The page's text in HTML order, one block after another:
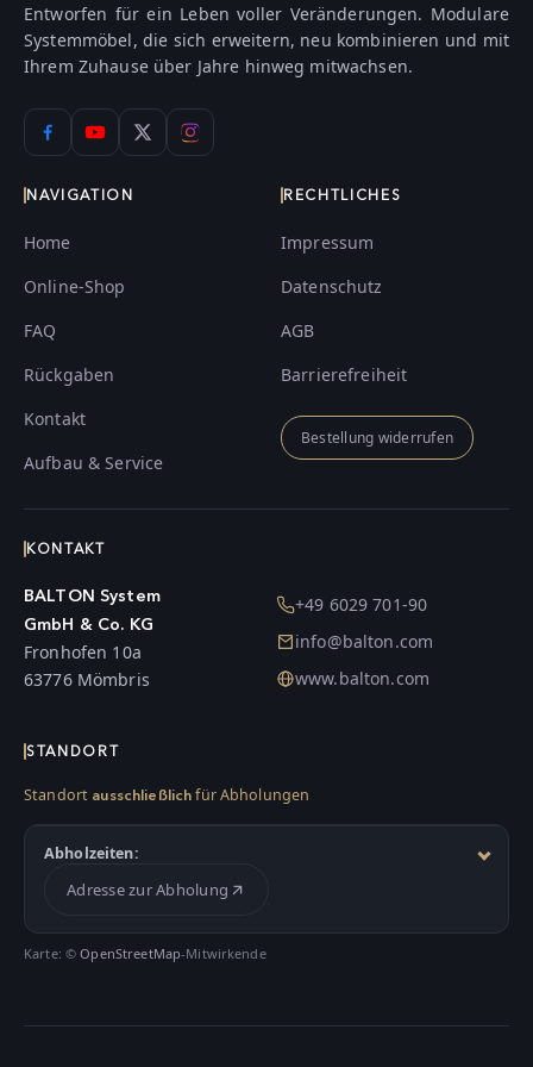
Entworfen für ein Leben voller Veränderungen. Modulare
Systemmöbel, die sich erweitern, neu kombinieren und mit
Ihrem Zuhause über Jahre hinweg mitwachsen.
NAVIGATION
Home
Online-Shop
FAQ
Rückgaben
Kontakt
Aufbau & Service
RECHTLICHES
Impressum
Datenschutz
AGB
Barrierefreiheit
Bestellung widerrufen
KONTAKT
BALTON System
GmbH & Co. KG
Fronhofen 10a
63776 Mömbris
+49 6029 701-90
info@balton.com
www.balton.com
STANDORT
Standort ausschließlich für Abholungen
Abholzeiten:
Adresse zur Abholung
Karte: ©OpenStreetMap-Mitwirkende